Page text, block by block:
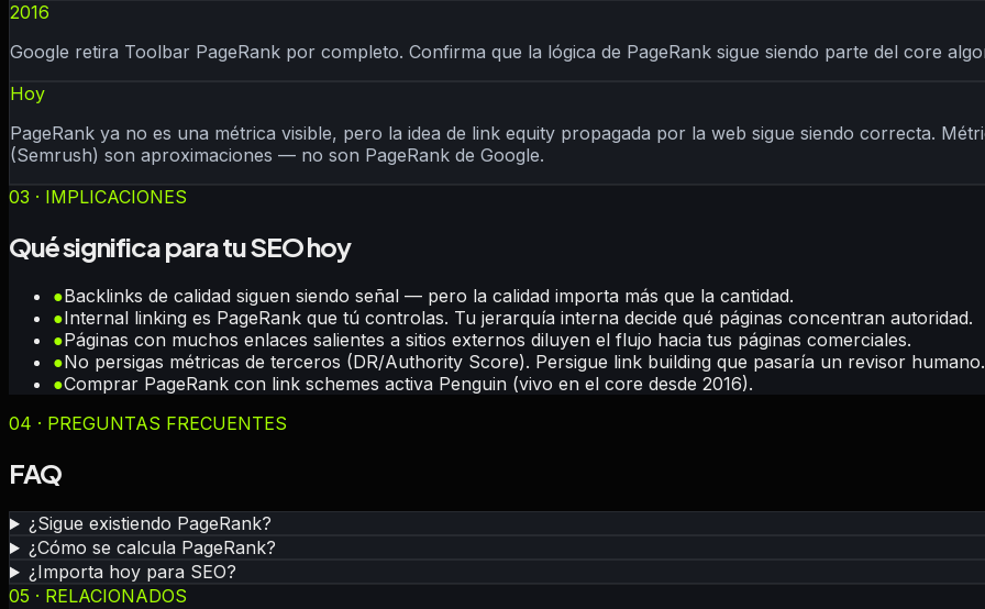
2016
Google retira Toolbar PageRank por completo. Confirma que la lógica de PageRank sigue siendo parte del core
Hoy
PageRank ya no es una métrica visible, pero la idea de link equity propagada por la web sigue siendo correcta.
(Semrush) son aproximaciones — no son PageRank de Google.
03 · IMPLICACIONES
Qué significa para tu SEO hoy
●Backlinks de calidad siguen siendo señal — pero la calidad importa más que la cantidad.
●Internal linking es PageRank que tú controlas. Tu jerarquía interna decide qué páginas concentran autoridad.
●Páginas con muchos enlaces salientes a sitios externos diluyen el flujo hacia tus páginas comerciales.
●No persigas métricas de terceros (DR/Authority Score). Persigue link building que pasaría un revisor humano.
●Comprar PageRank con link schemes activa Penguin (vivo en el core desde 2016).
04 · PREGUNTAS FRECUENTES
FAQ
¿Sigue existiendo PageRank?
¿Cómo se calcula PageRank?
¿Importa hoy para SEO?
05 · RELACIONADOS